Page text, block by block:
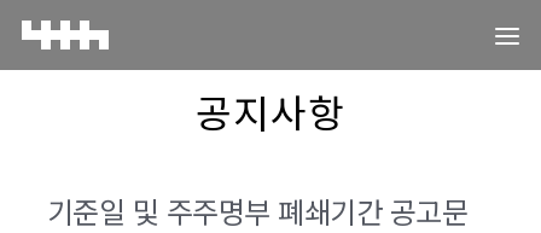
공지사항
기준일 및 주주명부 폐쇄기간 공고문